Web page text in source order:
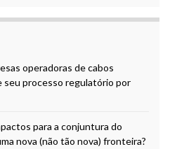
operadoras de cabos
seu processo regulatório por
para a conjuntura do
nova (não tão nova) fronteira?